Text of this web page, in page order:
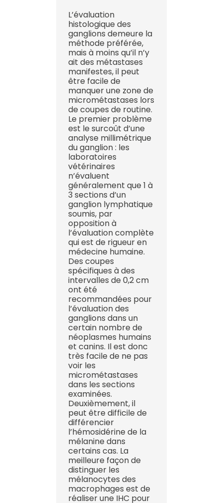
L’évaluation
histologique des
ganglions demeure la
méthode préférée,
mais à moins qu’il n’y
ait des métastases
manifestes, il peut
être facile de
manquer une zone de
micrométastases lors
de coupes de routine.
Le premier problème
est le surcoût d’une
analyse millimétrique
du ganglion : les
laboratoires
vétérinaires
n’évaluent
généralement que 1 à
3 sections d’un
ganglion lymphatique
soumis, par
opposition à
l’évaluation complète
qui est de rigueur en
médecine humaine.
Des coupes
spécifiques à des
intervalles de 0,2 cm
ont été
recommandées pour
l’évaluation des
ganglions dans un
certain nombre de
néoplasmes humains
et canins. Il est donc
très facile de ne pas
voir les
micrométastases
dans les sections
examinées.
Deuxièmement, il
peut être difficile de
différencier
l’hémosidérine de la
mélanine dans
certains cas. La
meilleure façon de
distinguer les
mélanocytes des
macrophages est de
réaliser une IHC pour